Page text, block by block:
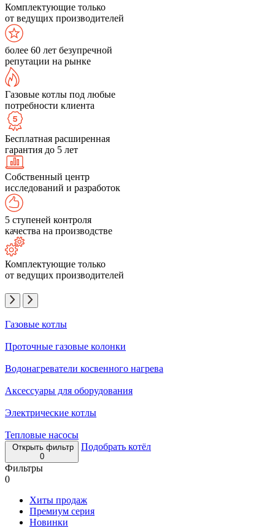
Комплектующие только
от ведущих производителей
более 60 лет безупречной
репутации на рынке
Газовые котлы под любые
потребности клиента
Бесплатная расширенная
гарантия до 5 лет
Собственный центр
исследований и разработок
5 ступеней контроля
качества на производстве
Комплектующие только
от ведущих производителей
Газовые котлы
Проточные газовые колонки
Водонагреватели косвенного нагрева
Аксессуары для оборудования
Электрические котлы
Тепловые насосы
Открыть фильтр
0
Подобрать котёл
Фильтры
0
Хиты продаж
Премиум серия
Новинки